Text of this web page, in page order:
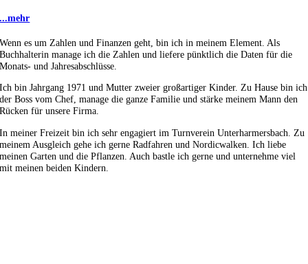
...mehr
Wenn es um Zahlen und Finanzen geht, bin ich in meinem Element. Als
Buchhalterin manage ich die Zahlen und liefere pünktlich die Daten für die
Monats- und Jahresabschlüsse.
Ich bin Jahrgang 1971 und Mutter zweier großartiger Kinder. Zu Hause bin ich
der Boss vom Chef, manage die ganze Familie und stärke meinem Mann den
Rücken für unsere Firma.
In meiner Freizeit bin ich sehr engagiert im Turnverein Unterharmersbach. Zu
meinem Ausgleich gehe ich gerne Radfahren und Nordicwalken. Ich liebe
meinen Garten und die Pflanzen. Auch bastle ich gerne und unternehme viel
mit meinen beiden Kindern.